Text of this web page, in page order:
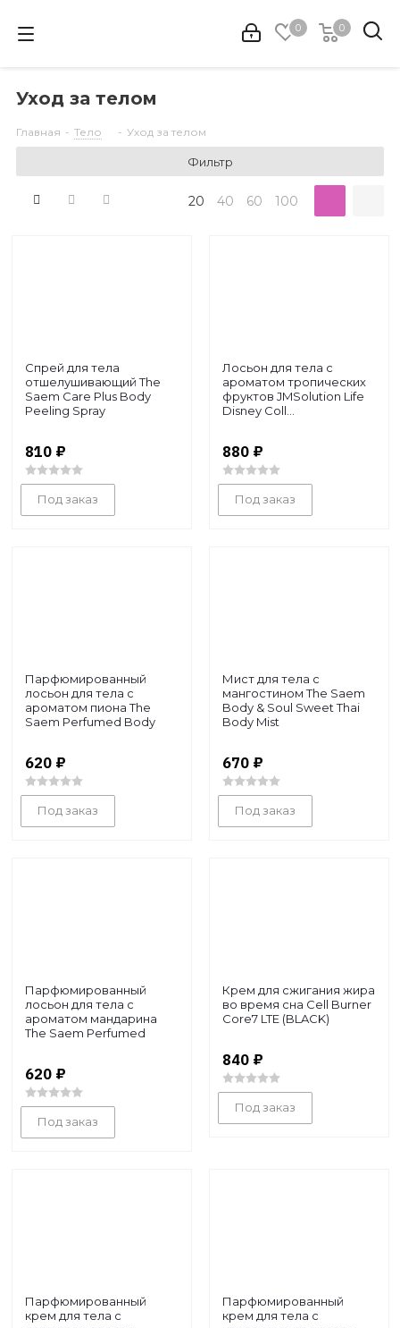
0 0
Уход за телом
Главная - Тело - Уход за телом
Фильтр
20 40 60 100
Спрей для тела
отшелушивающий The
Saem Care Plus Body
Peeling Spray
810 ₽
Под заказ
Лосьон для тела с
ароматом тропических
фруктов JMSolution Life
Disney Coll...
880 ₽
Под заказ
Парфюмированный
лосьон для тела с
ароматом пиона The
Saem Perfumed Body
620 ₽
Под заказ
Мист для тела с
мангостином The Saem
Body & Soul Sweet Thai
Body Mist
670 ₽
Под заказ
Парфюмированный
лосьон для тела с
ароматом мандарина
The Saem Perfumed
620 ₽
Под заказ
Крем для сжигания жира
во время сна Cell Burner
Core7 LTE (BLACK)
840 ₽
Под заказ
Парфюмированный
крем для тела с
Парфюмированный
крем для тела c